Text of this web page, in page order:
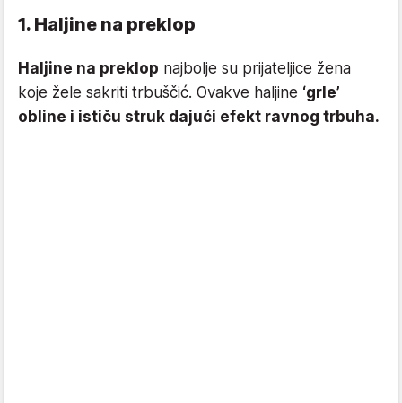
1. Haljine na preklop
Haljine na preklop najbolje su prijateljice žena
koje žele sakriti trbuščić. Ovakve haljine ‘grle’
obline i ističu struk dajući efekt ravnog trbuha.